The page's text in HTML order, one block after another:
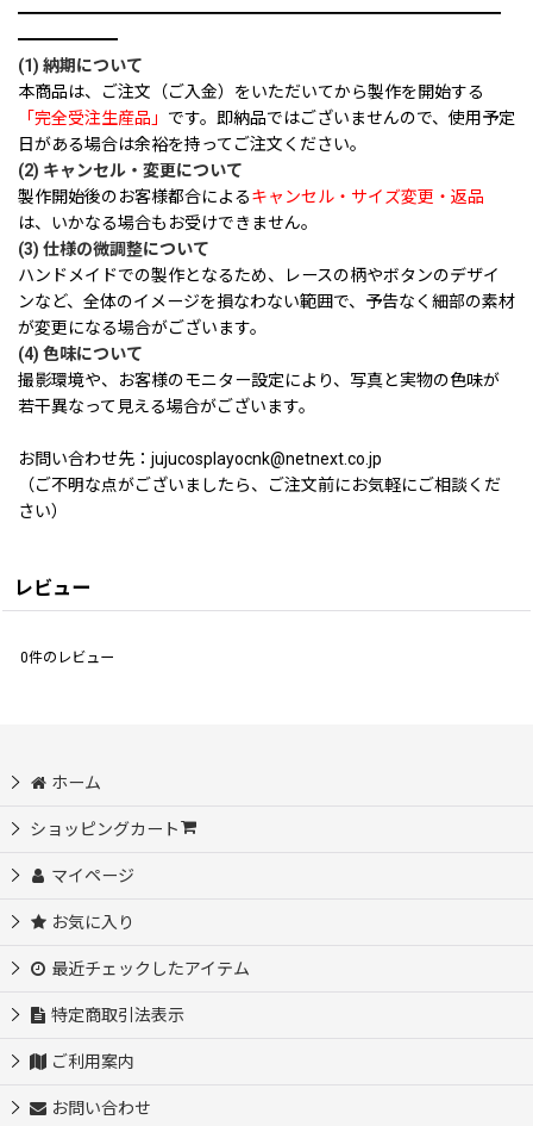
━━━━━━━━━━━━━━━━━━━━━━━━━━━━━
━━━━━━
(1) 納期について
本商品は、ご注文（ご入金）をいただいてから製作を開始する
「完全受注生産品」 です。即納品ではございませんので、使用予定
日がある場合は余裕を持ってご注文ください。
(2) キャンセル・変更について
製作開始後のお客様都合によるキャンセル・サイズ変更・返品
は、いかなる場合もお受けできません。
(3) 仕様の微調整について
ハンドメイドでの製作となるため、レースの柄やボタンのデザイ
ンなど、全体のイメージを損なわない範囲で、予告なく細部の素材
が変更になる場合がございます。
(4) 色味について
撮影環境や、お客様のモニター設定により、写真と実物の色味が
若干異なって見える場合がございます。
お問い合わせ先：jujucosplayocnk@netnext.co.jp
（ご不明な点がございましたら、ご注文前にお気軽にご相談くだ
さい）
レビュー
0件のレビュー
ホーム
ショッピングカート
マイページ
お気に入り
最近チェックしたアイテム
特定商取引法表示
ご利用案内
お問い合わせ